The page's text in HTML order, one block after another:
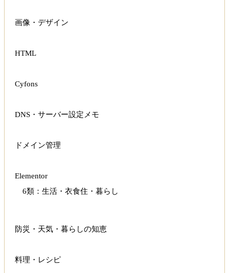
画像・デザイン
HTML
Cyfons
DNS・サーバー設定メモ
ドメイン管理
Elementor
6類：生活・衣食住・暮らし
防災・天気・暮らしの知恵
料理・レシピ